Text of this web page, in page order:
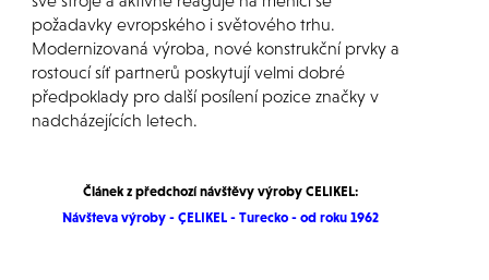
požadavky evropského i světového trhu.
Modernizovaná výroba, nové konstrukční prvky a
rostoucí síť partnerů poskytují velmi dobré
předpoklady pro další posílení pozice značky v
nadcházejících letech.
Článek z předchozí návštěvy výroby CELIKEL:
Návšteva výroby - ÇELIKEL - Turecko - od roku 1962